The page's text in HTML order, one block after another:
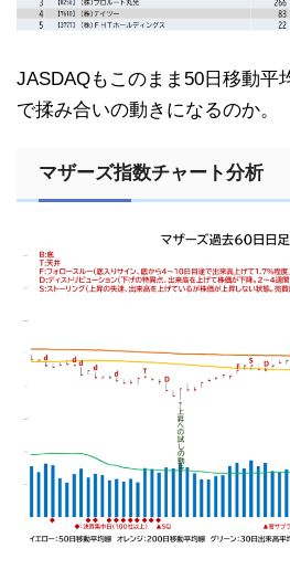
JASDAQもこのまま50日移動平
で揉み合いの動きになるのか。
マザーズ指数チャート分析